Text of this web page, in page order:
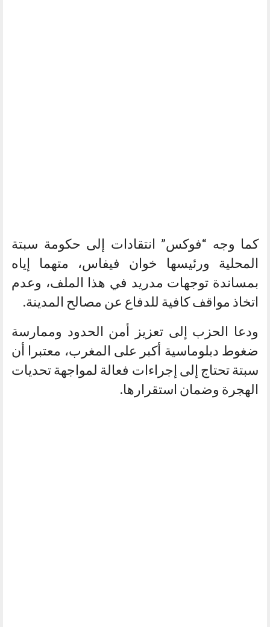
كما وجه “فوكس” انتقادات إلى حكومة سبتة
المحلية ورئيسها خوان فيفاس، متهما إياه
بمساندة توجهات مدريد في هذا الملف، وعدم
اتخاذ مواقف كافية للدفاع عن مصالح المدينة.
ودعا الحزب إلى تعزيز أمن الحدود وممارسة
ضغوط دبلوماسية أكبر على المغرب، معتبرا أن
سبتة تحتاج إلى إجراءات فعالة لمواجهة تحديات
الهجرة وضمان استقرارها.